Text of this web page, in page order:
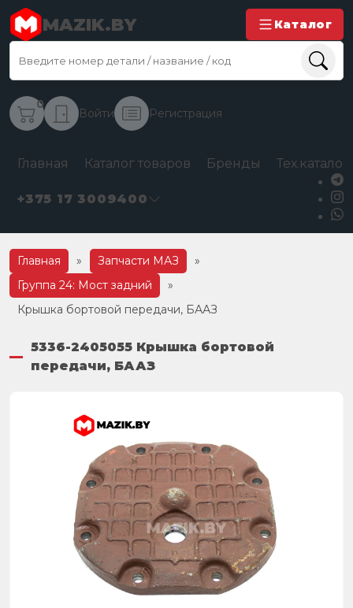
MAZIK.BY Каталог
0
Войти Регистрация
Главная Каталог товаров Бренды
+375 17 3009400
Главная » Запчасти МАЗ
»
Группа 24: Мост задний
»
Крышка бортовой передачи, БААЗ
5336-2405055 Крышка бортовой
передачи, БААЗ